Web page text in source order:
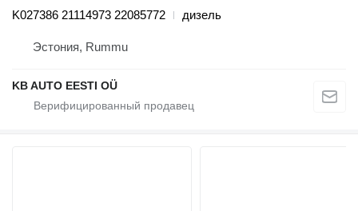
K027386 21114973 22085772
дизель
Эстония, Rummu
KB AUTO EESTI OÜ